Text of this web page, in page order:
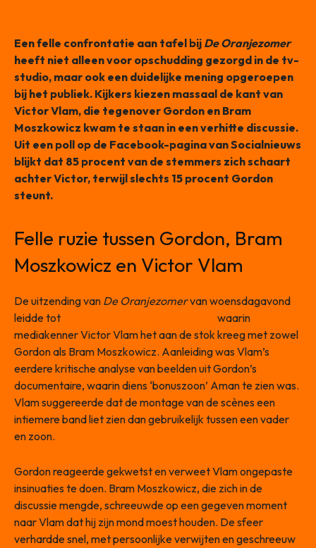
Een felle confrontatie aan tafel bij De Oranjezomer
heeft niet alleen voor opschudding gezorgd in de tv-
studio, maar ook een duidelijke mening opgeroepen
bij het publiek. Kijkers kiezen massaal de kant van
Victor Vlam, die tegenover Gordon en Bram
Moszkowicz kwam te staan in een verhitte discussie.
Uit een poll op de Facebook-pagina van Socialnieuws
blijkt dat 85 procent van de stemmers zich schaart
achter Victor, terwijl slechts 15 procent Gordon
steunt.
Felle ruzie tussen Gordon, Bram
Moszkowicz en Victor Vlam
De uitzending van De Oranjezomervan woensdagavond
leidde tot
waarin
mediakenner Victor Vlam het aan de stok kreeg met zowel
Gordon als Bram Moszkowicz. Aanleiding was Vlam’s
eerdere kritische analyse van beelden uit Gordon’s
documentaire, waarin diens ‘bonuszoon’ Aman te zien was.
Vlam suggereerde dat de montage van de scènes een
intiemere band liet zien dan gebruikelijk tussen een vader
en zoon.
Gordon reageerde gekwetst en verweet Vlam ongepaste
insinuaties te doen. Bram Moszkowicz, die zich in de
discussie mengde, schreeuwde op een gegeven moment
naar Vlam dat hij zijn mond moest houden. De sfeer
verhardde snel, met persoonlijke verwijten en geschreeuw